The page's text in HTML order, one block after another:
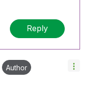
Reply
Author